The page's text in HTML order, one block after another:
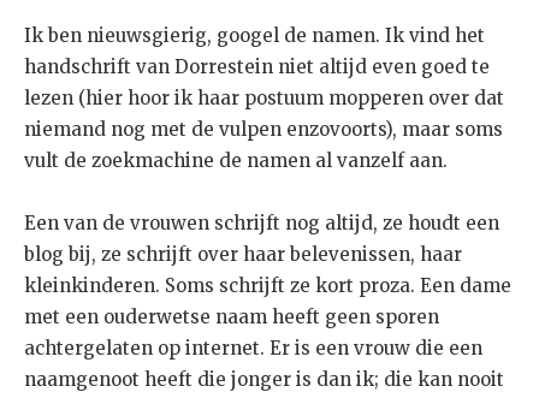
Ik ben nieuwsgierig, googel de namen. Ik vind het
handschrift van Dorrestein niet altijd even goed te
lezen (hier hoor ik haar postuum mopperen over dat
niemand nog met de vulpen enzovoorts), maar soms
vult de zoekmachine de namen al vanzelf aan.
Een van de vrouwen schrijft nog altijd, ze houdt een
blog bij, ze schrijft over haar belevenissen, haar
kleinkinderen. Soms schrijft ze kort proza. Een dame
met een ouderwetse naam heeft geen sporen
achtergelaten op internet. Er is een vrouw die een
naamgenoot heeft die jonger is dan ik; die kan nooit